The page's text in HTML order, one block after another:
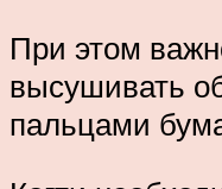
При этом
высушивать
пальцами